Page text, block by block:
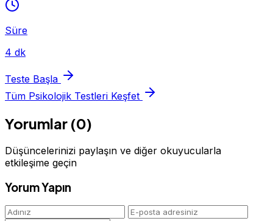
Süre
4 dk
Teste Başla
Tüm Psikolojik Testleri Keşfet
Yorumlar (0)
Düşüncelerinizi paylaşın ve diğer okuyucularla
etkileşime geçin
Yorum Yapın